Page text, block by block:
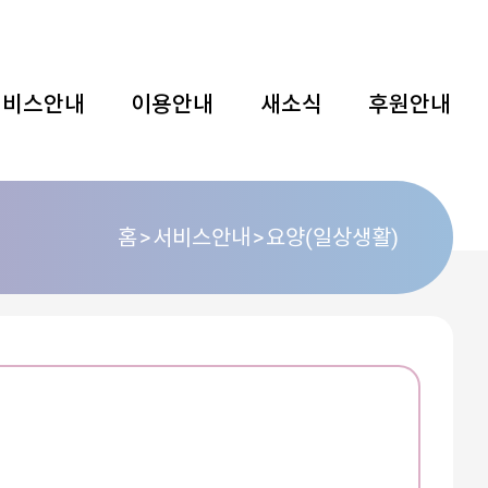
스안내 이용안내 새소식 후원안내
홈 서비스안내 요양(일상생활)